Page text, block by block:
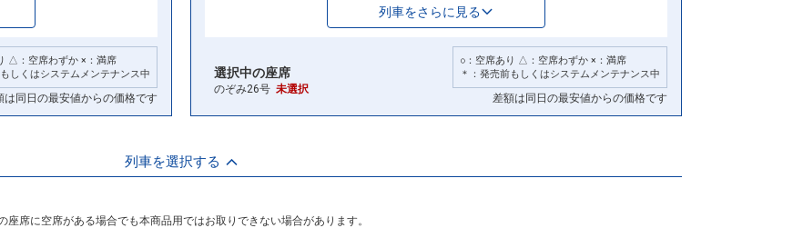
△：空席わずか ×：満席
しくはシステムメンテナンス中
は同日の最安値からの価格です
列車をさらに見る
○：空席あり △：空席わずか ×：満席
＊：発売前もしくはシステムメンテナンス中
差額は同日の最安値からの価格です
選択中の座席
のぞみ26号 未選択
列車を選択する
席に空席がある場合でも本商品用ではお取りできない場合があります。